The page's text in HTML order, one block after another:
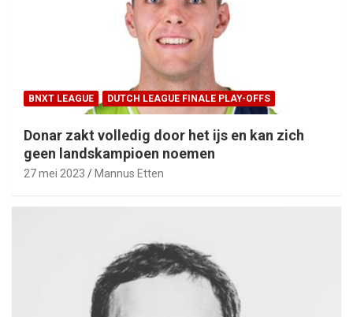
BNXT LEAGUE DUTCH LEAGUE FINALE PLAY-OFFS
Donar zakt volledig door het ijs en kan zich
geen landskampioen noemen
27 mei 2023 Mannus Etten